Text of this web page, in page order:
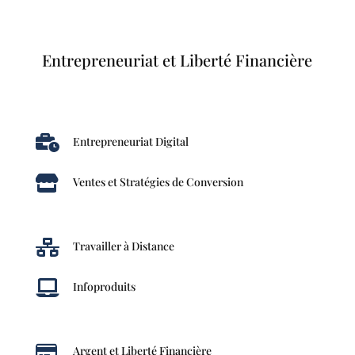
Entrepreneuriat et Liberté Financière
 Entrepreneuriat Digital
 Ventes et Stratégies de Conversion
 Travailler à Distance
 Infoproduits
Argent et Liberté Financière